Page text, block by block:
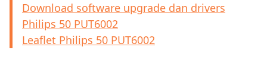
Download software upgrade dan drivers
Philips 50 PUT6002
Leaflet Philips 50 PUT6002